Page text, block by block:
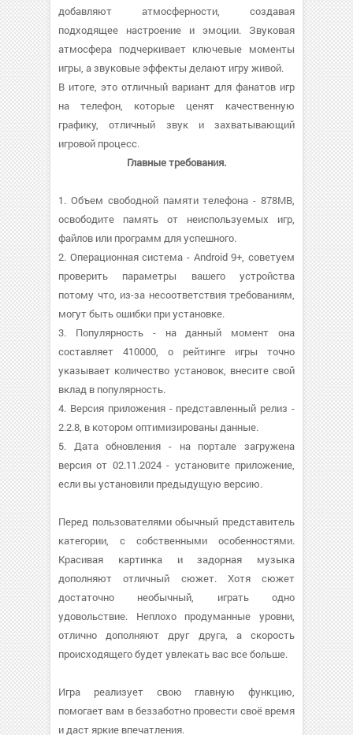
добавляют атмосферности, создавая
подходящее настроение и эмоции. Звуковая
атмосфера подчеркивает ключевые моменты
игры, а звуковые эффекты делают игру живой.
В итоге, это отличный вариант для фанатов игр
на телефон, которые ценят качественную
графику, отличный звук и захватывающий
игровой процесс.
Главные требования.
1. Объем свободной памяти телефона - 878MB,
освободите память от неиспользуемых игр,
файлов или программ для успешного.
2. Операционная система - Android 9+, советуем
проверить параметры вашего устройства
потому что, из-за несоответствия требованиям,
могут быть ошибки при установке.
3. Популярность - на данный момент она
составляет 410000, о рейтинге игры точно
указывает количество установок, внесите свой
вклад в популярность.
4. Версия приложения - представленный релиз -
2.2.8, в котором оптимизированы данные.
5. Дата обновления - на портале загружена
версия от 02.11.2024 - установите приложение,
если вы установили предыдущую версию.
Перед пользователями обычный представитель
категории, с собственными особенностями.
Красивая картинка и задорная музыка
дополняют отличный сюжет. Хотя сюжет
достаточно необычный, играть одно
удовольствие. Неплохо продуманные уровни,
отлично дополняют друг друга, а скорость
происходящего будет увлекать вас все больше.
Игра реализует свою главную функцию,
помогает вам в беззаботно провести своё время
и даст яркие впечатления.